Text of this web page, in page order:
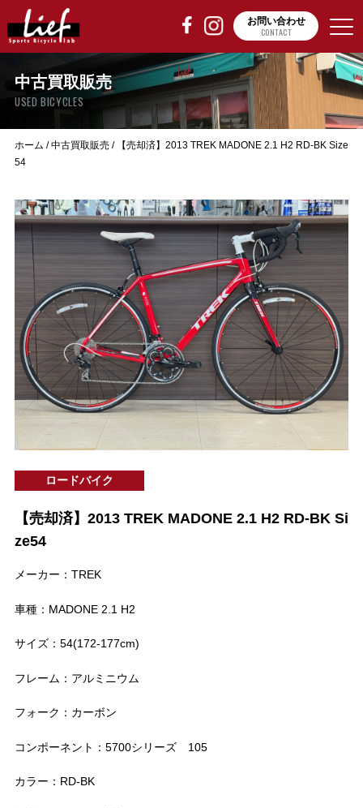
お問い合わせ
CONTACT
中古買取販売
USED BICYCLES
ホーム /中古買取販売/
【売却済】2013 TREK MADONE 2.1 H2 RD-BK Size
54
ロードバイク
【売却済】2013 TREK MADONE 2.1 H2 RD-BK Si
ze54
メーカー：TREK
車種：MADONE 2.1 H2
サイズ：54(172-177cm)
フレーム：アルミニウム
フォーク：カーボン
コンポーネント：5700シリーズ 105
カラー：RD-BK